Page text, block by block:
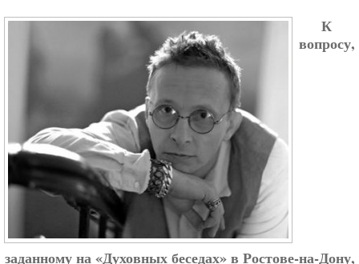
К
вопросу,
заданному на «Духовных беседах» в Ростове-на-Дону,